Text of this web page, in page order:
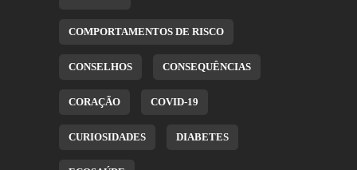
COMPORTAMENTOS DE RISCO
CONSELHOS CONSEQUÊNCIAS
CORAÇÃO COVID-19
CURIOSIDADES DIABETES